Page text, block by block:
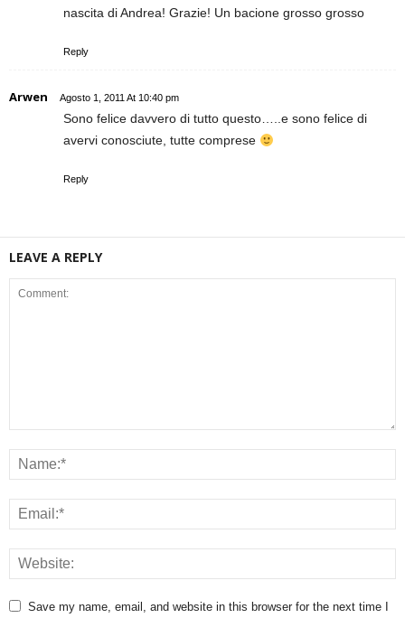
nascita di Andrea! Grazie! Un bacione grosso grosso
Reply
Arwen Agosto 1, 2011 At 10:40 pm
Sono felice davvero di tutto questo…..e sono felice di
avervi conosciute, tutte comprese
Reply
LEAVE A REPLY
Save my name, email, and website in this browser for the next time I